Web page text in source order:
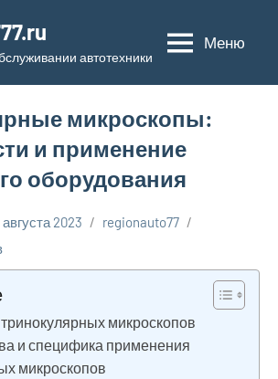
автотехники
Меню
микроскопы:
и применение
оборудования
августа 2023
regionauto77
микроскопов
и специфика применения
микроскопов